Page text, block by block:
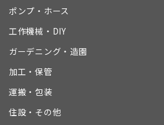
ポンプ・ホース
工作機械・DIY
ガーデニング・造園
加工・保管
運搬・包装
住設・その他